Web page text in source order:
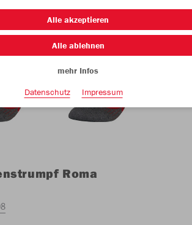
Roma
Alle akzeptieren
Alle ablehnen
mehr Infos
Datenschutz
Impressum